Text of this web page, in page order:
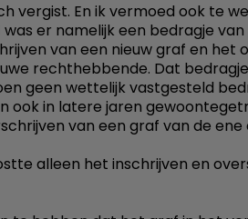
vergist. En ik vermoed ook te
was er namelijk een bedragje
van een nieuw graf en het
rechthebbende. Dat bedragje
geen wettelijk vastgesteld
ook in latere jaren
van een graf van de ene
alleen het inschrijven en